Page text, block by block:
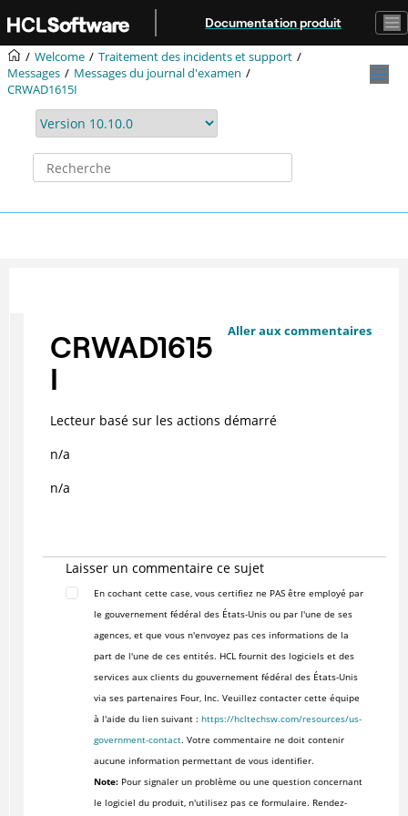
Aller au contenu principal
Documentation produit
Welcome
Traitement des incidents et support
Messages
Messages du journal d'examen
CRWAD1615I
Aller aux commentaires
CRWAD1615
I
Lecteur basé sur les actions démarré
n/a
n/a
Laisser un commentaire ce sujet
En cochant cette case, vous certifiez ne PAS être employé par
le gouvernement fédéral des États-Unis ou par l'une de ses
agences, et que vous n'envoyez pas ces informations de la
part de l'une de ces entités. HCL fournit des logiciels et des
services aux clients du gouvernement fédéral des États-Unis
via ses partenaires Four, Inc. Veuillez contacter cette équipe
à l'aide du lien suivant : https://hcltechsw.com/resources/us-
government-contact. Votre commentaire ne doit contenir
aucune information permettant de vous identifier.
Note:Pour signaler un problème ou une question concernant
le logiciel du produit, n'utilisez pas ce formulaire. Rendez-